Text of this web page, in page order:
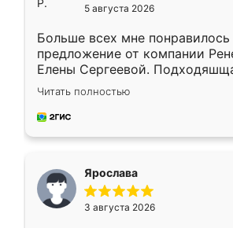
5 августа 2026
Больше всех мне понравилось
предложение от компании
Елены Сергеевой.
короткие сроки
для замера сотрудник
предложил по моему эскизу
Читать полностью
Ярослава
3 августа 2026